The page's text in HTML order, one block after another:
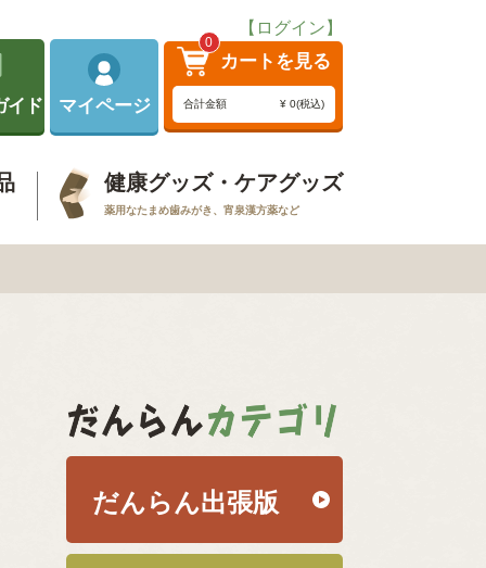
【ログイン】
イド マイページ
0
カートを見る
合計金額 ¥ 0(税込)
健康グッズ・ケアグッズ
薬用なたまめ歯みがき、宵泉漢方薬など
だんらん出張版